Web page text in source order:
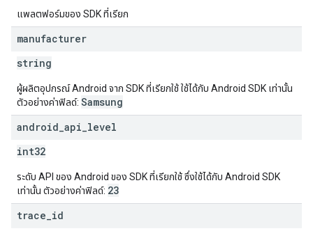
แพลตฟอร์มของ SDK ที่เรียก
manufacturer
string
ผู้ผลิตอุปกรณ์ Android จาก SDK ที่เรียกใช้ ใช้ได้กับ Android SDK เท่านั้น
ตัวอย่างค่าฟิลด์: Samsung
android api level
int32
ระดับ API ของ Android ของ SDK ที่เรียกใช้ ซึ่งใช้ได้กับ Android SDK
เท่านั้น ตัวอย่างค่าฟิลด์: 23
trace id